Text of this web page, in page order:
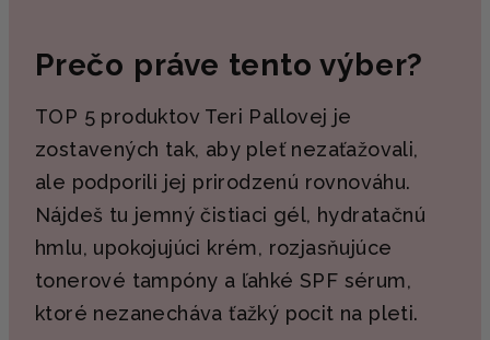
Prečo práve tento výber?
TOP 5 produktov Teri Pallovej je
zostavených tak, aby pleť nezaťažovali,
ale podporili jej prirodzenú rovnováhu.
Nájdeš tu jemný čistiaci gél, hydratačnú
hmlu, upokojujúci krém, rozjasňujúce
tonerové tampóny a ľahké SPF sérum,
ktoré nezanecháva ťažký pocit na pleti.